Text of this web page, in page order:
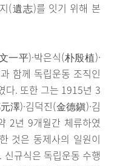
(遺志)를 잇기 위해 본
一平)·박은식(朴殷植)·
함께 독립운동 조직인
다. 또한 그는 1915년 3
澤)·김덕진(金德鎭)·김
2년 9개월간 체류하였
것은 동제사의 일원이
규식은 독립운동 수행